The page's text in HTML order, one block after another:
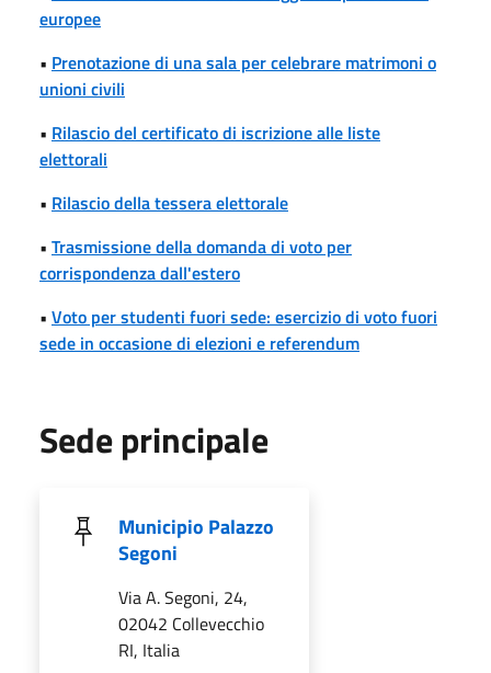
europee
• Prenotazione di una sala per celebrare matrimoni o
unioni civili
• Rilascio del certificato di iscrizione alle liste
elettorali
• Rilascio della tessera elettorale
• Trasmissione della domanda di voto per
corrispondenza dall'estero
• Voto per studenti fuori sede: esercizio di voto fuori
sede in occasione di elezioni e referendum
Sede principale
Municipio Palazzo
Segoni
Via A. Segoni, 24,
02042 Collevecchio
RI, Italia